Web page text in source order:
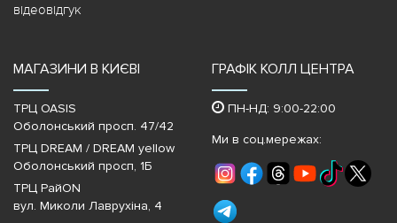
відеовідгук
МАГАЗИНИ В КИЄВІ
ТРЦ OASIS
Оболонський просп. 47/42
ТРЦ DREAM / DREAM yellow
Оболонський просп, 1Б
ТРЦ РайON
вул. Миколи Лаврухіна, 4
ГРАФІК КОЛЛ ЦЕНТРА
ПН-НД: 9:00-22:00
Ми в соц.мережах: